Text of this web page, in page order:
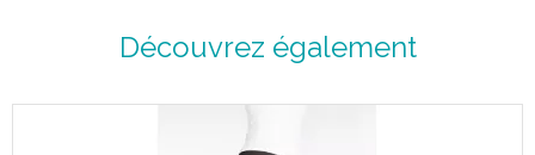
Découvrez également